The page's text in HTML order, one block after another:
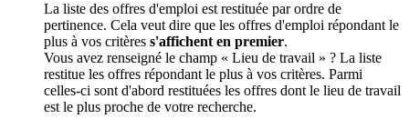
La liste des offres d'emploi est restituée par ordre de
pertinence. Cela veut dire que les offres d'emploi répondant le
plus à vos critères s'affichent en premier.
Vous avez renseigné le champ « Lieu de travail » ? La liste
restitue les offres répondant le plus à vos critères. Parmi
celles-ci sont d'abord restituées les offres dont le lieu de travail
est le plus proche de votre recherche.